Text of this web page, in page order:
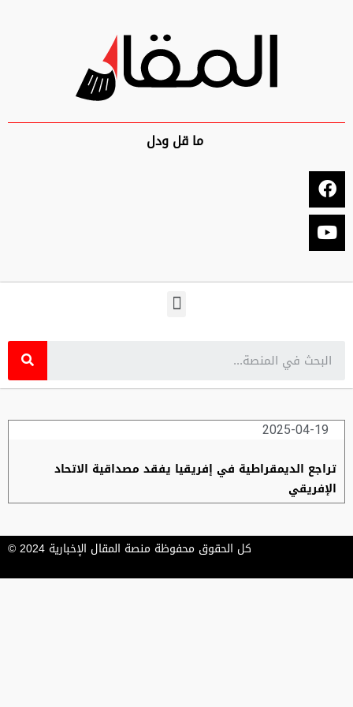
ما قل ودل
2025-04-19
تراجع الديمقراطية في إفريقيا يفقد مصداقية الاتحاد
الإفريقي
كل الحقوق محفوظة منصة المقال الإخبارية 2024 ©